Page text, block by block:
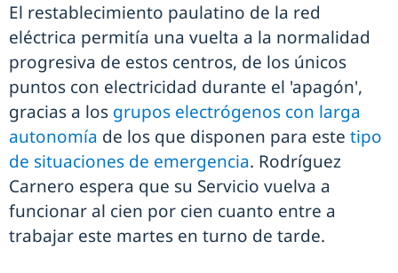
El restablecimiento paulatino de la red
eléctrica permitía una vuelta a la normalidad
progresiva de estos centros, de los únicos
puntos con electricidad durante el 'apagón',
gracias a los grupos electrógenos con larga
autonomía de los que disponen para este tipo
de situaciones de emergencia. Rodríguez
Carnero espera que su Servicio vuelva a
funcionar al cien por cien cuanto entre a
trabajar este martes en turno de tarde.